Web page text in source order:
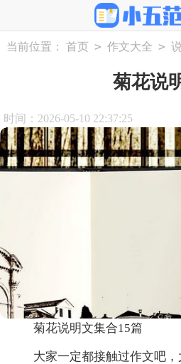
当前位置： 首页 > 作文大全 >
菊花说
时间：2026-05-10 22:37:25
菊花说明文集合15篇
大家一定都接触过作文吧